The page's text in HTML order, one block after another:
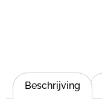
Beschrijving